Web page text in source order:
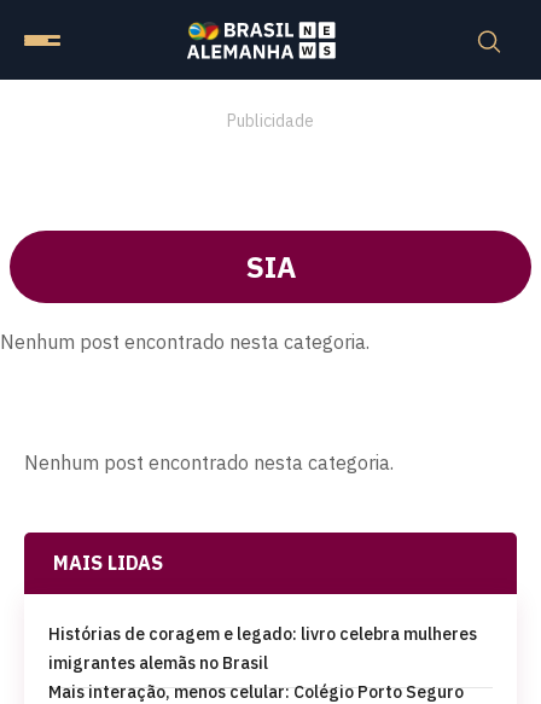
Publicidade
SIA
Nenhum post encontrado nesta categoria.
Nenhum post encontrado nesta categoria.
MAIS LIDAS
Histórias de coragem e legado: livro celebra mulheres
imigrantes alemãs no Brasil
Mais interação, menos celular: Colégio Porto Seguro